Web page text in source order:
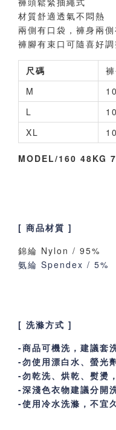
材質舒適透氣不悶熱
兩側有口袋，褲身兩
褲腳有束口可隨喜好調
尺碼
M
L
XL
MODEL/160 48KG
[ 商品材質 ]
錦綸 Nylon / 95%
氨綸 Spendex / 5%
[ 洗滌方式 ]
-商品可機洗，建議套
-勿使用漂白水、螢光
-勿乾洗、烘乾、熨燙
-深淺色衣物建議分開
-使用冷水洗滌，不宜